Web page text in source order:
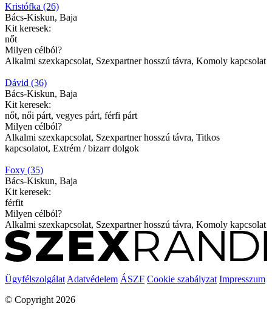
Kristófka (26)
Bács-Kiskun, Baja
Kit keresek:
nőt
Milyen célból?
Alkalmi szexkapcsolat, Szexpartner hosszú távra, Komoly kapcsolat
Dávid (36)
Bács-Kiskun, Baja
Kit keresek:
nőt, női párt, vegyes párt, férfi párt
Milyen célból?
Alkalmi szexkapcsolat, Szexpartner hosszú távra, Titkos
kapcsolatot, Extrém / bizarr dolgok
Foxy (35)
Bács-Kiskun, Baja
Kit keresek:
férfit
Milyen célból?
Alkalmi szexkapcsolat, Szexpartner hosszú távra, Komoly kapcsolat
Ügyfélszolgálat Adatvédelem ÁSZF Cookie szabályzat Impresszum
© Copyright 2026